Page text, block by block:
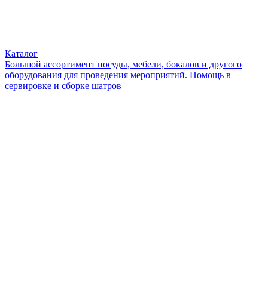
Каталог
Большой ассортимент посуды, мебели, бокалов и другого
оборудования для проведения мероприятий. Помощь в
сервировке и сборке шатров